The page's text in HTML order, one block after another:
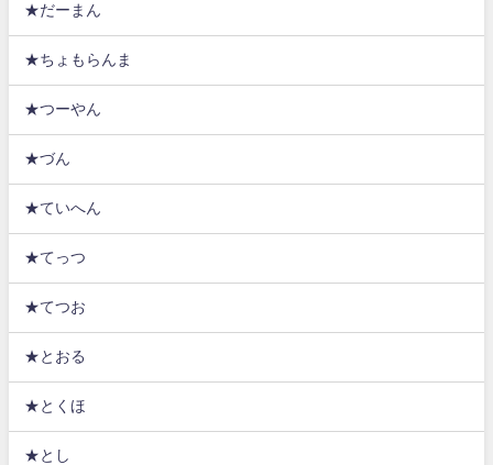
★だーまん
★ちょもらんま
★つーやん
★づん
★ていへん
★てっつ
★てつお
★とおる
★とくほ
★とし